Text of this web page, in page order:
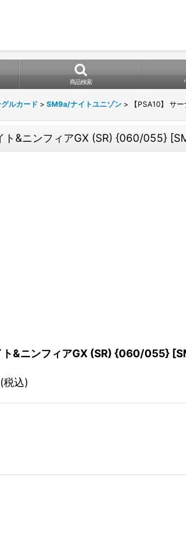
商品検索
グルカード > SM9a/ナイトユニゾン > 【PSA10】 サ
ト&ニンフィアGX (SR) {060/055}
ト&ニンフィアGX (SR) {060/055}
(税込)